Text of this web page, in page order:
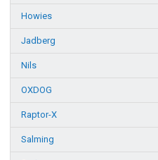
Howies
Jadberg
Nils
OXDOG
Raptor-X
Salming